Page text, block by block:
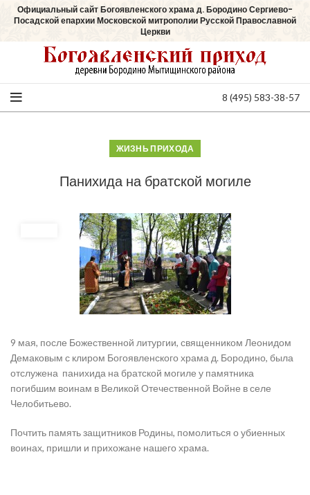
Официальный сайт Богоявленского храма д. Бородино Сергиево-
Посадской епархии Московской митрополии Русской Православной
Церкви
8 (495) 583-38-57
ЖИЗНЬ ПРИХОДА
Панихида на братской могиле
9 мая, после Божественной литургии, священником Леонидом
Демаковым с клиром Богоявленского храма д. Бородино, была
отслужена панихида на братской могиле у памятника
погибшим воинам в Великой Отечественной Войне в селе
Челобитьево.
Почтить память защитников Родины, помолиться о убиенных
воинах, пришли и прихожане нашего храма.